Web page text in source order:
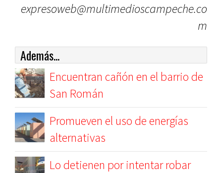
expresoweb@multimedioscampeche.co
m
Además...
Encuentran cañón en el barrio de
San Román
Promueven el uso de energías
alternativas
Lo detienen por intentar robar